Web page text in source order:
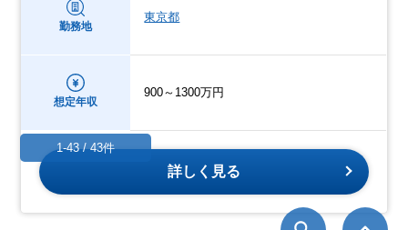
勤務地
東京都
想定年収
900～1300万円
詳しく見る
1-43 / 43件